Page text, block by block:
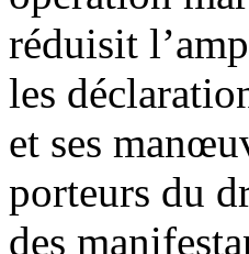
réduisit
les
et ses
porteurs du
des